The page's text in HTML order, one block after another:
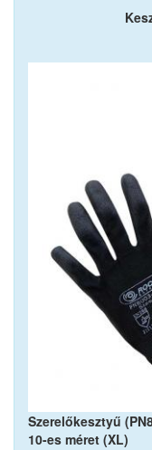
Szerelőkesztyű
10-es méret (XL)